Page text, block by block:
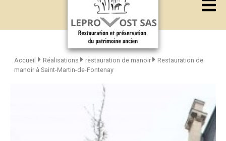
Accueil Réalisations restauration de manoir
Restauration de
manoir à Saint-Martin-de-Fontenay